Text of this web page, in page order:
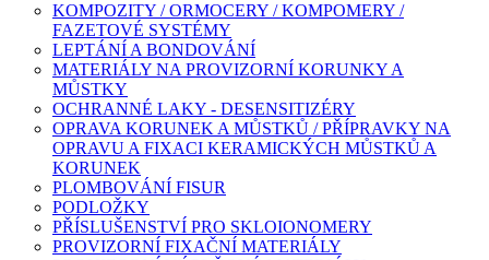
KOMPOZITY / ORMOCERY / KOMPOMERY /
FAZETOVÉ SYSTÉMY
LEPTÁNÍ A BONDOVÁNÍ
MATERIÁLY NA PROVIZORNÍ KORUNKY A
MŮSTKY
OCHRANNÉ LAKY - DESENSITIZÉRY
OPRAVA KORUNEK A MŮSTKŮ / PŘÍPRAVKY NA
OPRAVU A FIXACI KERAMICKÝCH MŮSTKŮ A
KORUNEK
PLOMBOVÁNÍ FISUR
PODLOŽKY
PŘÍSLUŠENSTVÍ PRO SKLOIONOMERY
PROVIZORNÍ FIXAČNÍ MATERIÁLY